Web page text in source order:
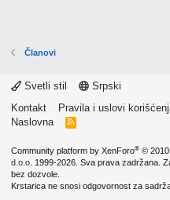
Članovi
Svetli stil
Srpski
Kontakt
Pravila i uslovi
Naslovna
R
Community platform by XenForo® ©
d.o.o. 1999-2026. Sva prava zadržana.
bez dozvole.
Krstarica ne snosi odgovornost za